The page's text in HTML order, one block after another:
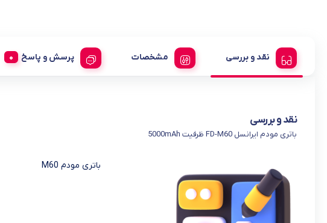
نقد و بررسی مشخصات پرسش و پاسخ
نقد و بررسی
باتری مودم ایرانسل FD-M60 ظرفیت 5000mAh
باتری مودم M60